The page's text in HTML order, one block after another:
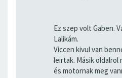
Ez szep volt Gaben.
Lalikám.
Viccen kivul van
leirtak. Másik oldalrol
és motornak meg